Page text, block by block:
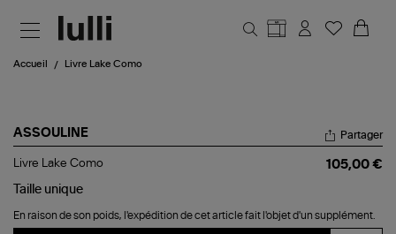
Accueil Livre Lake Como
ASSOULINE
Livre
Como
Partager
Livre Lake Como
105,00 €
Taille unique
En raison de son poids, l'expédition de cet article fait l'objet d'un supplément.